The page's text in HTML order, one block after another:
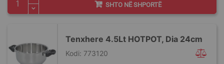
SHTO NË SHPORTË
Tenxhere 4.5Lt HOTPOT, Dia 24cm
Kodi: 773120